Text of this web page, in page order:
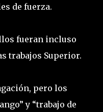
de fuerza.
fueran incluso
trabajos Superior.
pero los
y “trabajo de